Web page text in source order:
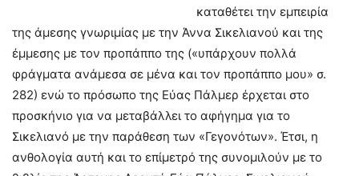
καταθέτει την εμπειρία
της άμεσης γνωριμίας με την Άννα Σικελιανού και της
έμμεσης με τον προπάππο της («υπάρχουν πολλά
φράγματα ανάμεσα σε μένα και τον προπάππο μου» σ.
282) ενώ το πρόσωπο της Εύας Πάλμερ έρχεται στο
προσκήνιο για να μεταβάλλει το αφήγημα για το
Σικελιανό με την παράθεση των «Γεγονότων». Έτσι, η
ανθολογία αυτή και το επίμετρό της συνομιλούν με το